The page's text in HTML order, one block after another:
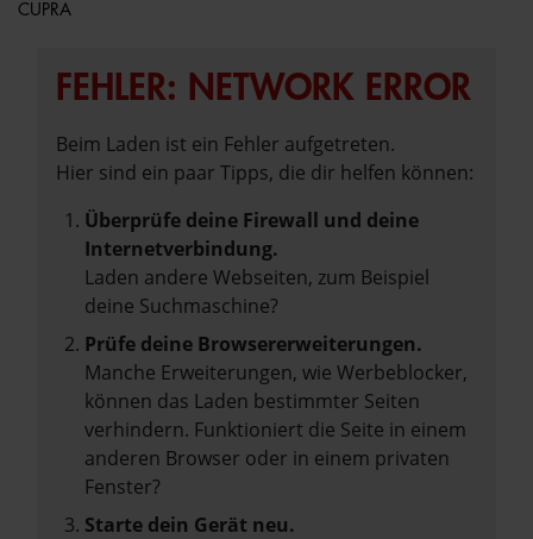
CUPRA
FEHLER: NETWORK ERROR
Beim Laden ist ein Fehler aufgetreten.
Hier sind ein paar Tipps, die dir helfen können:
Überprüfe deine Firewall und deine
Internetverbindung.
Laden andere Webseiten, zum Beispiel
deine Suchmaschine?
Prüfe deine Browsererweiterungen.
Manche Erweiterungen, wie Werbeblocker,
können das Laden bestimmter Seiten
verhindern. Funktioniert die Seite in einem
anderen Browser oder in einem privaten
Fenster?
Starte dein Gerät neu.